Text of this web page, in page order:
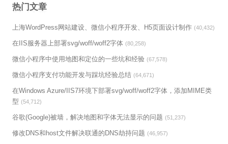
热门文章
上海WordPress网站建设、微信小程序开发、H5页面设计制作 (40,432)
在IIS服务器上部署svg/woff/woff2字体 (80,258)
微信小程序中使用地图和定位的一些坑和经验 (67,578)
微信小程序支付功能开发与踩坑经验总结 (64,671)
在Windows Azure/IIS7环境下部署svg/woff/woff2字体，添加MIME类
型 (54,712)
谷歌(Google)被墙，解决地图和字体无法显示的问题 (51,237)
修改DNS和host文件解决联通的DNS劫持问题 (46,957)